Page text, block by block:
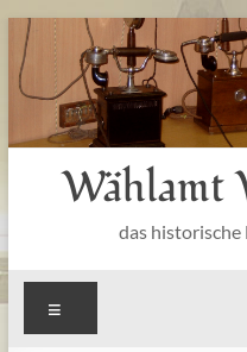
Zum
Inhalt
springen
Wählamt
das